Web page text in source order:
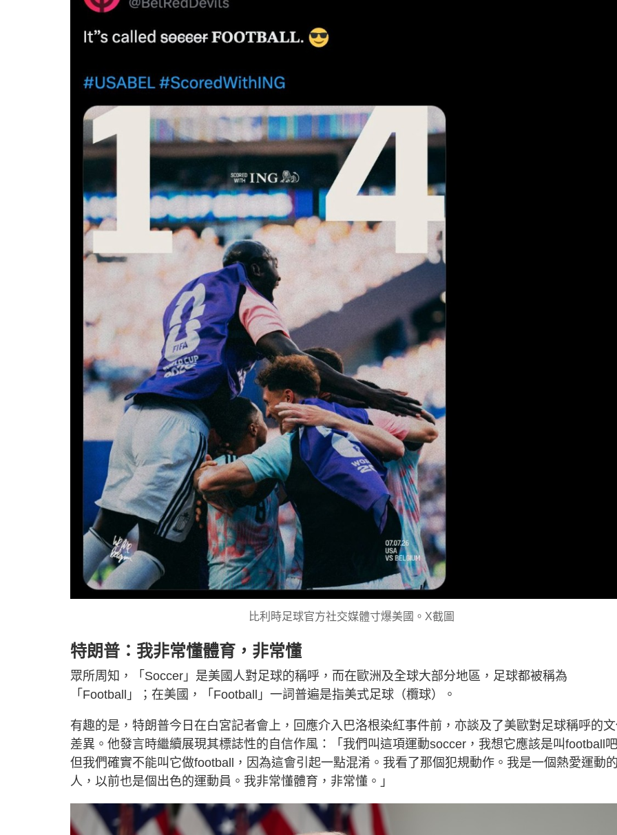
比利時足球官方社交媒體寸爆美國。X截圖
特朗普：我非常懂體育，非常懂
眾所周知，「Soccer」是美國人對足球的稱呼，而在歐洲及全球大部分地區，足球都被稱為
「Football」；在美國，「Football」一詞普遍是指美式足球（欖球）。
有趣的是，特朗普今日在白宮記者會上，回應介入巴洛根染紅事件前，亦談及了美歐對足球稱呼的
差異。他發言時繼續展現其標誌性的自信作風：「我們叫這項運動soccer，我想它應該是叫football
但我們確實不能叫它做football，因為這會引起一點混淆。我看了那個犯規動作。我是一個熱愛運動
人，以前也是個出色的運動員。我非常懂體育，非常懂。」